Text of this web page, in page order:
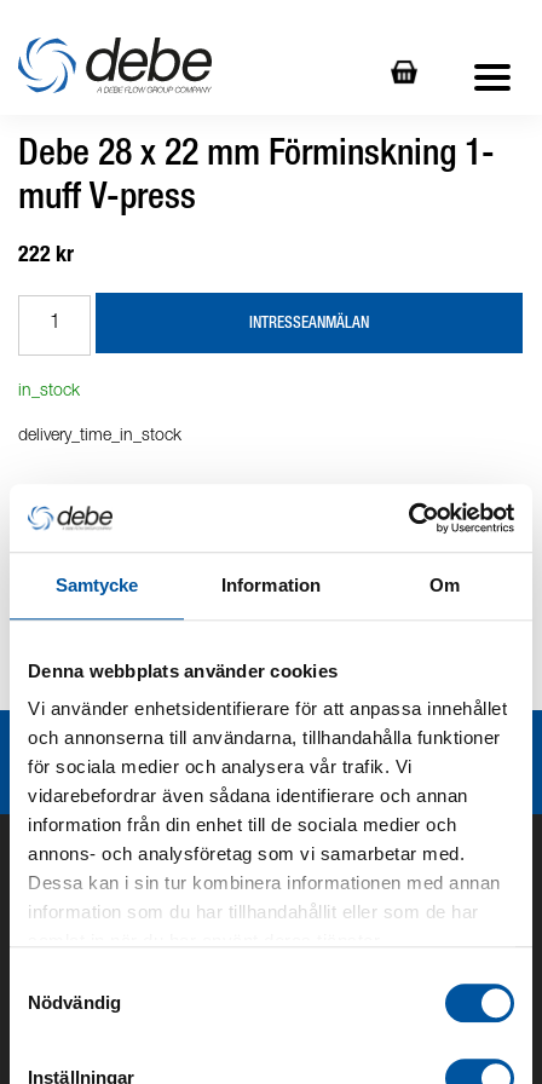
Samtycke Information Om
Denna webbplats använder cookies
Vi använder enhetsidentifierare för att anpassa innehållet
och annonserna till användarna, tillhandahålla funktioner
för sociala medier och analysera vår trafik. Vi
vidarebefordrar även sådana identifierare och annan
information från din enhet till de sociala medier och
annons- och analysföretag som vi samarbetar med.
Dessa kan i sin tur kombinera informationen med annan
information som du har tillhandahållit eller som de har
Nödvändig
Inställningar
Debe 28 x 22 mm Förminskning 1-
muff V-press
222 kr
INTRESSEANMÄLAN
in_stock
delivery_time_in_stock
Produktbeskrivning
Kurvor
Liknande produktgrupper